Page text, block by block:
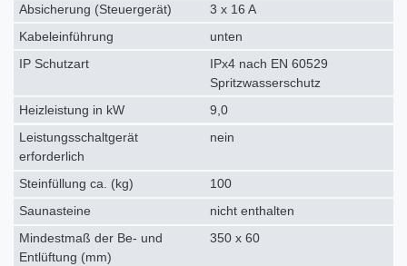
Absicherung (Steuergerät)
3 x 16 A
Kabeleinführung
unten
IP Schutzart
IPx4 nach EN 60529
Spritzwasserschutz
Heizleistung in kW
9,0
Leistungsschaltgerät
erforderlich
nein
Steinfüllung ca. (kg)
100
Saunasteine
nicht enthalten
Mindestmaß der Be- und
Entlüftung (mm)
350 x 60